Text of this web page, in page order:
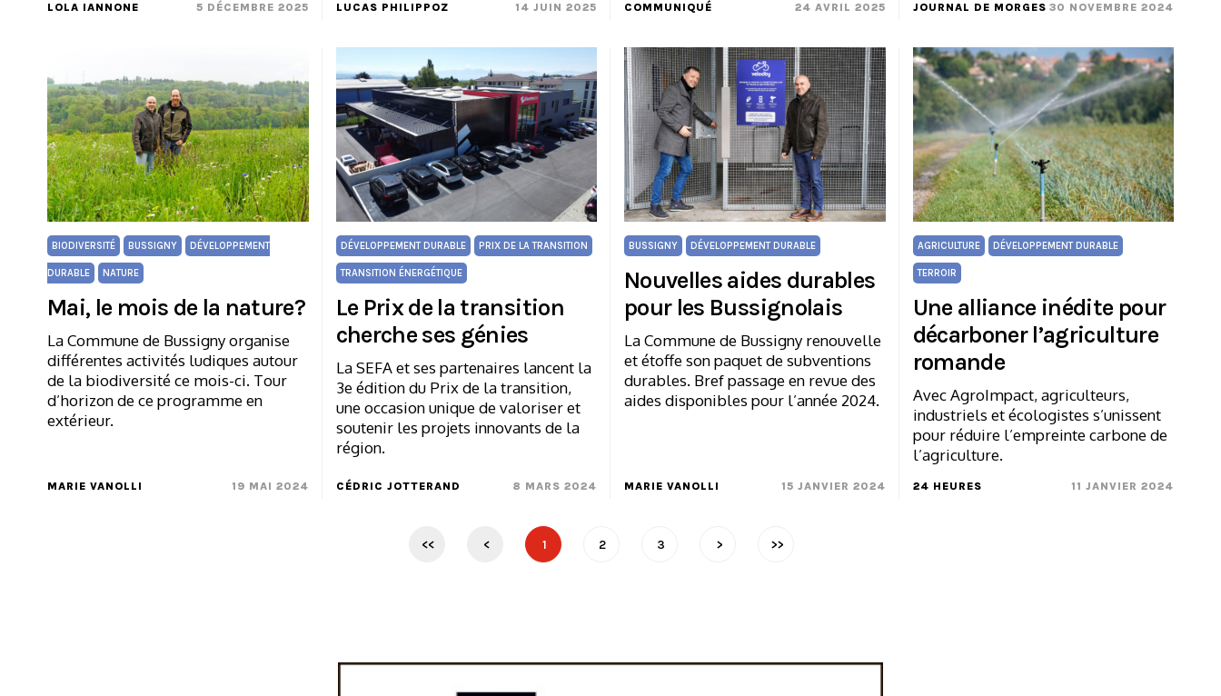
LOLA IANNONE 5 DÉCEMBRE 2025 LUCAS PHILIPPOZ 14 JUIN 2025 COMMUNIQUÉ 24 AVRIL 2025 JOURNAL DE MORGES 30 NOVEMBRE 2024
BIODIVERSITÉ BUSSIGNY DÉVELOPPEMENT
DURABLE NATURE
Mai, le mois de la nature?
La Commune de Bussigny organise
différentes activités ludiques autour
de la biodiversité ce mois-ci. Tour
d’horizon de ce programme en
extérieur.
MARIE VANOLLI 19 MAI 2024
DÉVELOPPEMENT DURABLE PRIX DE LA TRANSITION
TRANSITION ÉNERGÉTIQUE
Le Prix de la transition
cherche ses génies
La SEFA et ses partenaires lancent la
3e édition du Prix de la transition,
une occasion unique de valoriser et
soutenir les projets innovants de la
région.
CÉDRIC JOTTERAND 8 MARS 2024
BUSSIGNY DÉVELOPPEMENT DURABLE
Nouvelles aides durables
pour les Bussignolais
La Commune de Bussigny renouvelle
et étoffe son paquet de subventions
durables. Bref passage en revue des
aides disponibles pour l’année 2024.
MARIE VANOLLI 15 JANVIER 2024
AGRICULTURE DÉVELOPPEMENT DURABLE
TERROIR
Une alliance inédite pour
décarboner l’agriculture
romande
Avec AgroImpact, agriculteurs,
industriels et écologistes s’unissent
pour réduire l’empreinte carbone de
l’agriculture.
24 HEURES 11 JANVIER 2024
<< < 1 2 3 > >>